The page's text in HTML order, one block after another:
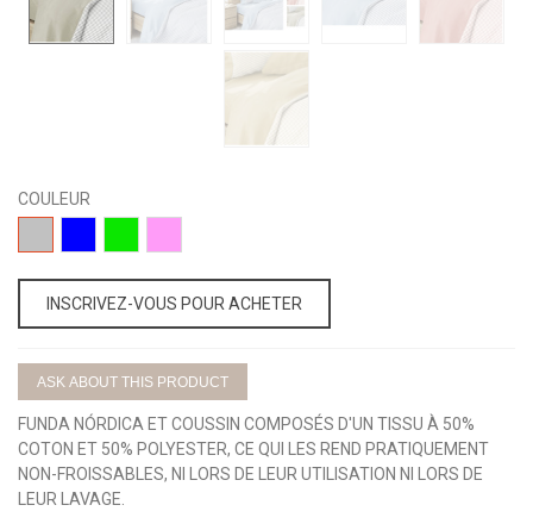
COULEUR
GRIS AZUL VERDEROSA
INSCRIVEZ-VOUS POUR ACHETER
ASK ABOUT THIS PRODUCT
FUNDA NÓRDICA ET COUSSIN COMPOSÉS D'UN TISSU À 50%
COTON ET 50% POLYESTER, CE QUI LES REND PRATIQUEMENT
NON-FROISSABLES, NI LORS DE LEUR UTILISATION NI LORS DE
LEUR LAVAGE.